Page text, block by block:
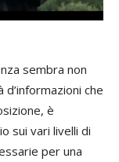
sembra non
che
è
sui vari livelli di
per una